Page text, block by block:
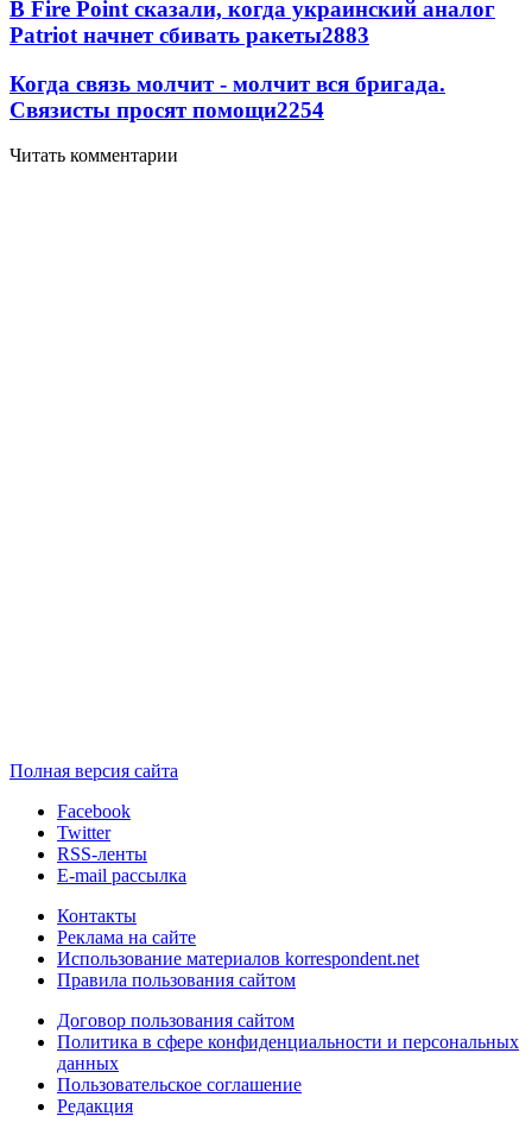
В Fire Point сказали, когда украинский аналог
Patriot начнет сбивать ракеты2883
Когда связь молчит - молчит вся бригада.
Связисты просят помощи2254
Читать комментарии
Полная версия сайта
Facebook
Twitter
RSS-ленты
E-mail рассылка
Контакты
Реклама на сайте
Использование материалов korrespondent.net
Правила пользования сайтом
Договор пользования сайтом
Политика в сфере конфиденциальности и персональных
данных
Пользовательское соглашение
Редакция